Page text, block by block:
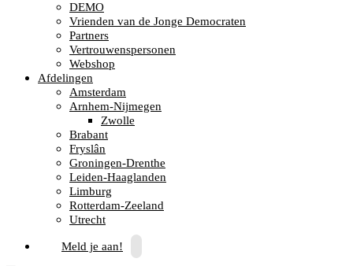
DEMO
Vrienden van de Jonge Democraten
Partners
Vertrouwenspersonen
Webshop
Afdelingen
Amsterdam
Arnhem-Nijmegen
Zwolle
Brabant
Fryslân
Groningen-Drenthe
Leiden-Haaglanden
Limburg
Rotterdam-Zeeland
Utrecht
Meld je aan!